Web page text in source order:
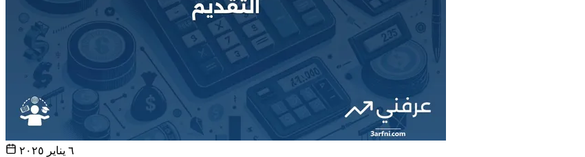
٦ يناير ٢٠٢٥